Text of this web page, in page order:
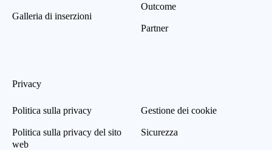
Galleria di inserzioni
Outcome
Partner
Privacy
Politica sulla privacy
Politica sulla privacy del sito
web
Gestione dei cookie
Sicurezza